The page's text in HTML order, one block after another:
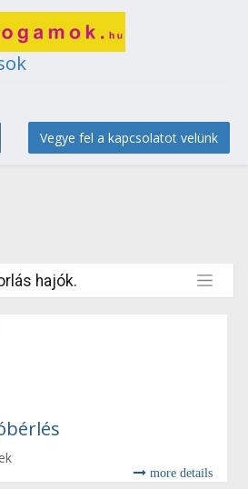
Vegye fel a kapcsolatot velünk
hajók.
more details